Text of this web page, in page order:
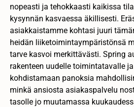
nopeasti ja tehokkaasti kaikissa
kysynnän kasvaessa äkillisesti.
asiakkaistamme kohtasi juuri
heidän liiketoimintaympäristönsä
tarve kasvoi merkittävästi. Spring
rakenteen uudelle toimintatavalle
kohdistamaan panoksia
minkä ansiosta asiakaspalvelu
tasolle jo muutamassa